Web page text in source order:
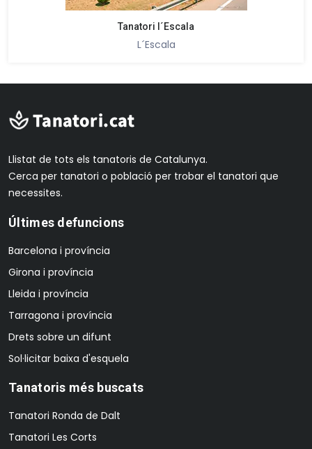
Tanatori l´Escala
L´Escala
Llistat de tots els tanatoris de Catalunya.
Cerca per tanatori o població per trobar el tanatori que
necessites.
Últimes defuncions
Barcelona i província
Girona i província
Lleida i província
Tarragona i província
Drets sobre un difunt
Sol·licitar baixa d'esquela
Tanatoris més buscats
Tanatori Ronda de Dalt
Tanatori Les Corts